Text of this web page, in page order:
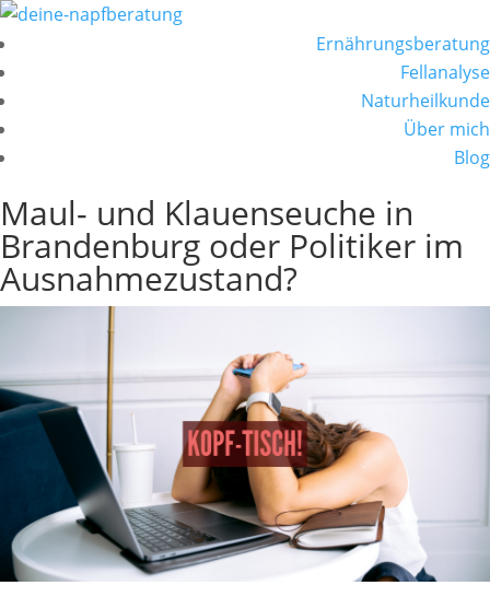
Ernährungsberatung
Fellanalyse
Naturheilkunde
Über mich
Blog
Maul- und Klauenseuche in
Brandenburg oder Politiker im
Ausnahmezustand?